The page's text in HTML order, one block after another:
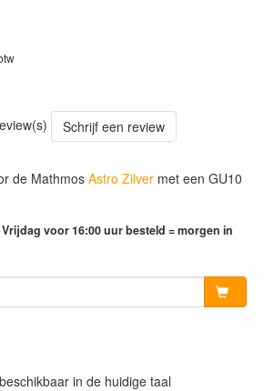
Schrijf een review
de Mathmos Astro Zilver met een GU10
voor 16:00 uur besteld = morgen in
in de huidige taal